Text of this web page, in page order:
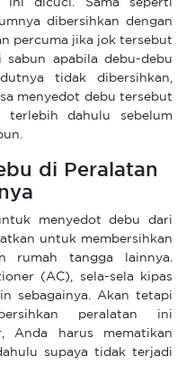
ini dicuci. Sama seperti
dibersihkan dengan
percuma jika jok tersebut
apabila debu-debu
tidak dibersihkan,
menyedot debu tersebut
terlebih dahulu sebelum
di Peralatan
menyedot debu dari
untuk membersihkan
rumah tangga lainnya.
(AC), sela-sela kipas
sebagainya. Akan tetapi
peralatan ini
Anda harus mematikan
supaya tidak terjadi